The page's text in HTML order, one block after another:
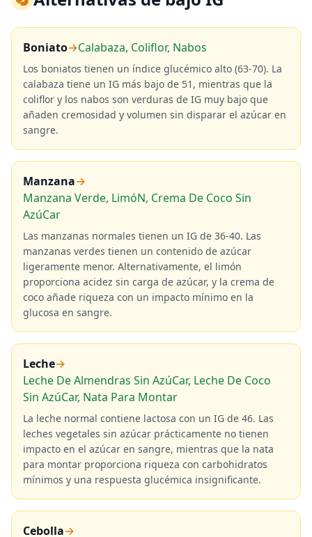
Boniato→Calabaza, Coliflor, Nabos
Los boniatos tienen un índice glucémico alto (63-70). La
calabaza tiene un IG más bajo de 51, mientras que la
coliflor y los nabos son verduras de IG muy bajo que
añaden cremosidad y volumen sin disparar el azúcar en
sangre.
Manzana→
Manzana Verde, LimóN, Crema De Coco Sin
AzúCar
Las manzanas normales tienen un IG de 36-40. Las
manzanas verdes tienen un contenido de azúcar
ligeramente menor. Alternativamente, el limón
proporciona acidez sin carga de azúcar, y la crema de
coco añade riqueza con un impacto mínimo en la
glucosa en sangre.
Leche→
Leche De Almendras Sin AzúCar, Leche De Coco
Sin AzúCar, Nata Para Montar
La leche normal contiene lactosa con un IG de 46. Las
leches vegetales sin azúcar prácticamente no tienen
impacto en el azúcar en sangre, mientras que la nata
para montar proporciona riqueza con carbohidratos
mínimos y una respuesta glucémica insignificante.
Cebolla→